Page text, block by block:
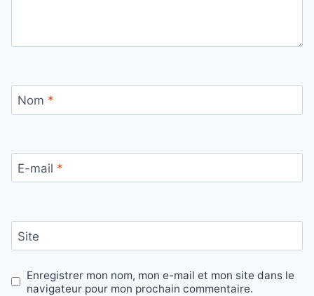
Nom *
E-mail *
Site
Enregistrer mon nom, mon e-mail et mon site dans le
navigateur pour mon prochain commentaire.